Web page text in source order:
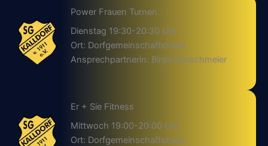
Power Frauen Turnen
Dienstag 19:30-20:30 Uhr
Ort: Dorfgemeinschaftshaus
Ansprechpartnerin: Birgit Dreischmeier
Er + Sie Fitness
Mittwoch 19:00-20:00 Uhr
Ort: Dorfgemeinschaftshaus